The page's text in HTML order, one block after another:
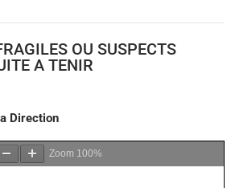
OU SUSPECTS
A TENIR
Direction
Zoom 100%